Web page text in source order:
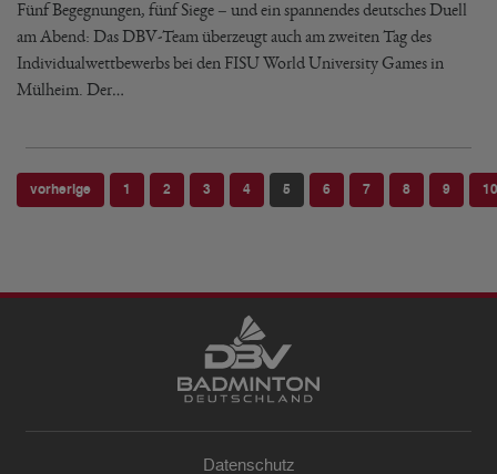
Fünf Begegnungen, fünf Siege – und ein spannendes deutsches Duell
am Abend: Das DBV-Team überzeugt auch am zweiten Tag des
Individualwettbewerbs bei den FISU World University Games in
Mülheim. Der…
vorherige 1 2 3 4 5 6 7 8 9 10
Datenschutz